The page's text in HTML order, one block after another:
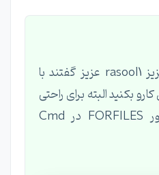
همونطور که دوست عزیز rasool1 عزیز گفتند با
بکنید البته برای راحتی
بیشتر میتونید از دستور FORFILES در Cmd